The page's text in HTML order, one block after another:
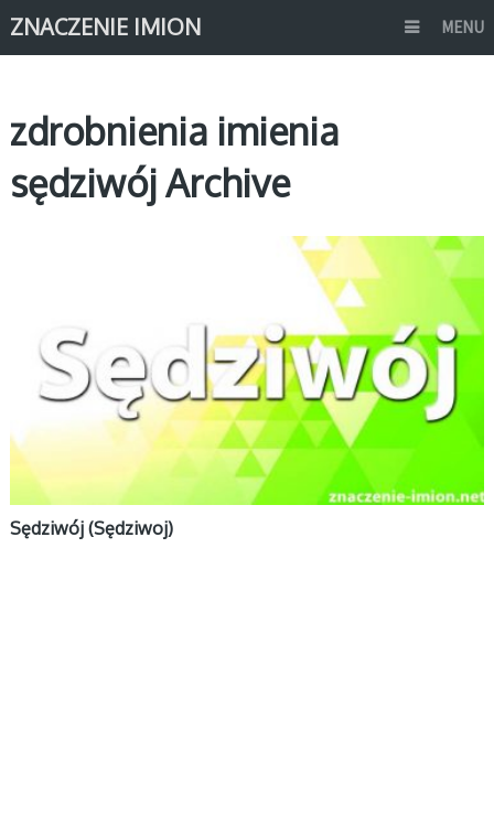
ZNACZENIE IMION MENU
zdrobnienia imienia
sędziwój Archive
Sędziwój (Sędziwoj)